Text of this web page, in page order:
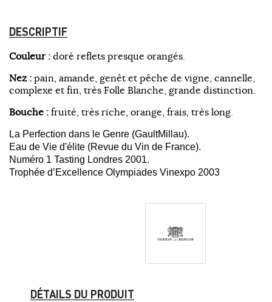
DESCRIPTIF
Couleur : doré reflets presque orangés.
Nez : pain, amande, genêt et pêche de vigne, cannelle,
complexe et fin, très Folle Blanche, grande distinction.
Bouche : fruité, très riche, orange, frais, très long.
La Perfection dans le Genre (GaultMillau).
Eau de Vie d'élite (Revue du Vin de France).
Numéro 1 Tasting Londres 2001.
Trophée d’Excellence Olympiades Vinexpo 2003
DÉTAILS DU PRODUIT